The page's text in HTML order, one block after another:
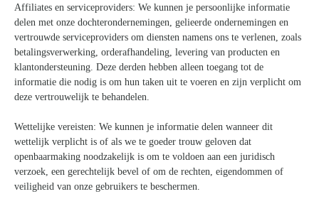
Affiliates en serviceproviders: We kunnen je persoonlijke informatie
delen met onze dochterondernemingen, gelieerde ondernemingen en
vertrouwde serviceproviders om diensten namens ons te verlenen, zoals
betalingsverwerking, orderafhandeling, levering van producten en
klantondersteuning. Deze derden hebben alleen toegang tot de
informatie die nodig is om hun taken uit te voeren en zijn verplicht om
deze vertrouwelijk te behandelen.
Wettelijke vereisten: We kunnen je informatie delen wanneer dit
wettelijk verplicht is of als we te goeder trouw geloven dat
openbaarmaking noodzakelijk is om te voldoen aan een juridisch
verzoek, een gerechtelijk bevel of om de rechten, eigendommen of
veiligheid van onze gebruikers te beschermen.